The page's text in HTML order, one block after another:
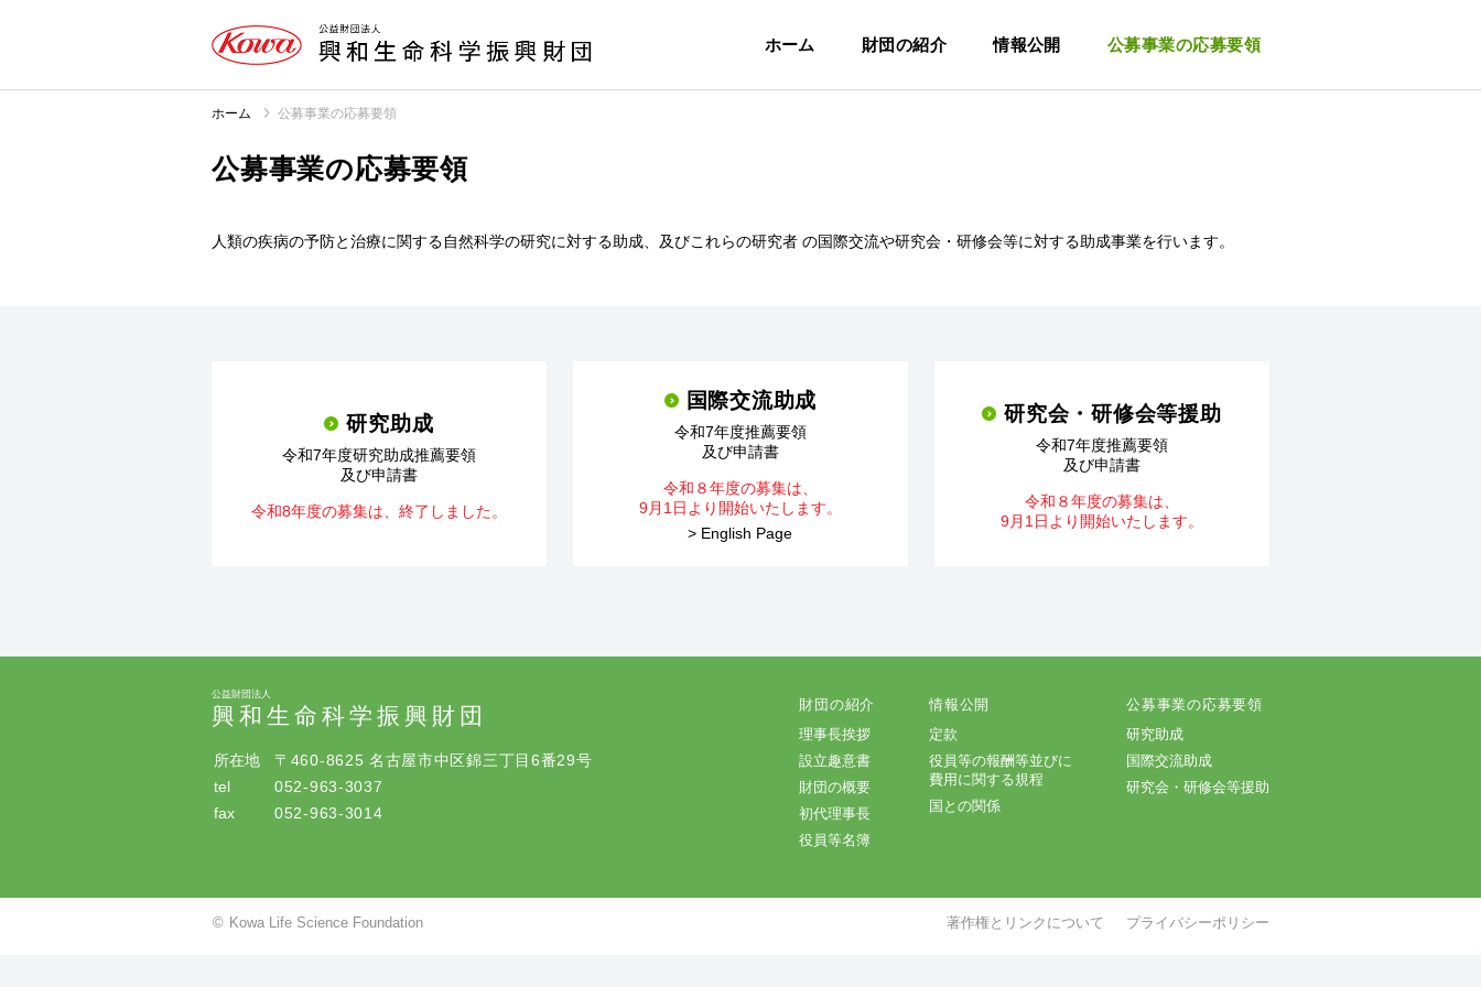
興和生命科学振興財団 - Kowa Life Science Foundation
ホーム 財団の紹介 情報公開 公募事業の応募要領
ホーム 公募事業の応募要領
公募事業の応募要領
人類の疾病の予防と治療に関する自然科学の研究に対する助成、及びこれらの研究者 の国際交流や研究会・研修会等に対する助成事業を行います。
研究助成
令和7年度研究助成推薦要領
及び申請書
令和8年度の募集は、終了しました。
国際交流助成
令和7年度推薦要領
及び申請書
令和８年度の募集は、
9月1日より開始いたします。
> English Page
研究会・研修会等援助
令和7年度推薦要領
及び申請書
令和８年度の募集は、
9月1日より開始いたします。
公益財団法人
興和生命科学振興財団
所在地
〒460-8625 名古屋市中区錦三丁目6番29号
tel
052-963-3037
fax
052-963-3014
財団の紹介
理事長挨拶
設立趣意書
財団の概要
初代理事長
役員等名簿
情報公開
定款
役員等の報酬等並びに
費用に関する規程
国との関係
公募事業の応募要領
研究助成
国際交流助成
研究会・研修会等援助
© Kowa Life Science Foundation 著作権とリンクについて プライバシーポリシー